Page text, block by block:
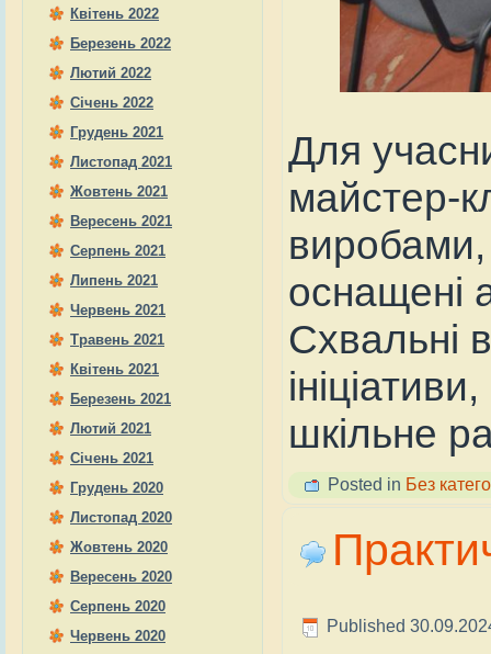
Квітень 2022
Березень 2022
Лютий 2022
Січень 2022
Грудень 2021
Листопад 2021
Жовтень 2021
Вересень 2021
Серпень 2021
Липень 2021
Червень 2021
Травень 2021
Квітень 2021
Березень 2021
Лютий 2021
Січень 2021
Грудень 2020
Листопад 2020
Жовтень 2020
Вересень 2020
Серпень 2020
Червень 2020
Для
майстер-
оснащені
Схвальні
шкільне
Posted in Без
Published